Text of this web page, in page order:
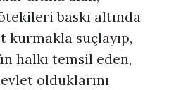
baskı altında
suçlayıp,
halkı temsil eden,
olduklarını